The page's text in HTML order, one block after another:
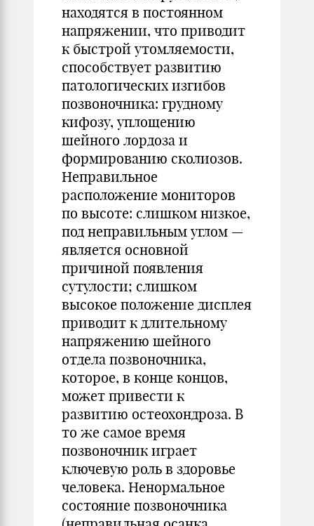
находятся в постоянном
напряжении, что приводит
к быстрой утомляемости,
способствует развитию
патологических изгибов
позвоночника: грудному
кифозу, уплощению
шейного лордоза и
формированию сколиозов.
Неправильное
расположение мониторов
по высоте: слишком низкое,
под неправильным углом —
является основной
причиной появления
сутулости; слишком
высокое положение дисплея
приводит к длительному
напряжению шейного
отдела позвоночника,
которое, в конце концов,
может привести к
развитию остеохондроза. В
то же самое время
позвоночник играет
ключевую роль в здоровье
человека. Ненормальное
состояние позвоночника